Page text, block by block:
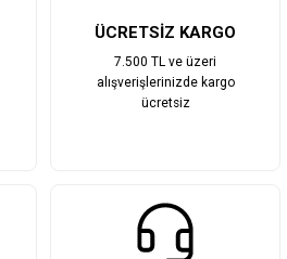
ÜCRETSİZ KARGO
7.500 TL ve üzeri
alışverişlerinizde kargo
ücretsiz